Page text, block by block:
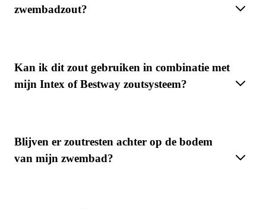
zwembadzout?
Kan ik dit zout gebruiken in combinatie met
mijn Intex of Bestway zoutsysteem?
Blijven er zoutresten achter op de bodem
van mijn zwembad?